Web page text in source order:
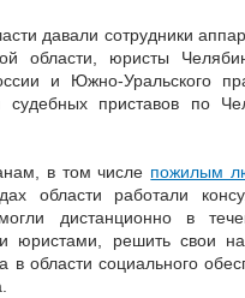
давали сотрудники
области, юристы
и Южно-Уральского
приставов по
в том числе пожилым
области работали
дистанционно в
юристами, решить свои
в области социального